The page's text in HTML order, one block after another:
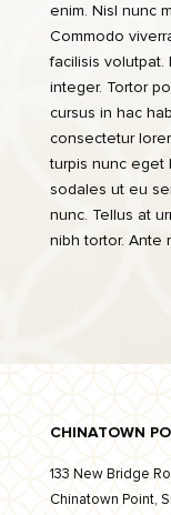
enim. Nisl nunc
Commodo
facilisis volutpat.
integer. Tortor
cursus in hac
consectetur
turpis nunc eget
sodales ut eu
nunc. Tellus at
nibh tortor. Ante
CHINATOWN
133 New Bridge
Chinatown Point,